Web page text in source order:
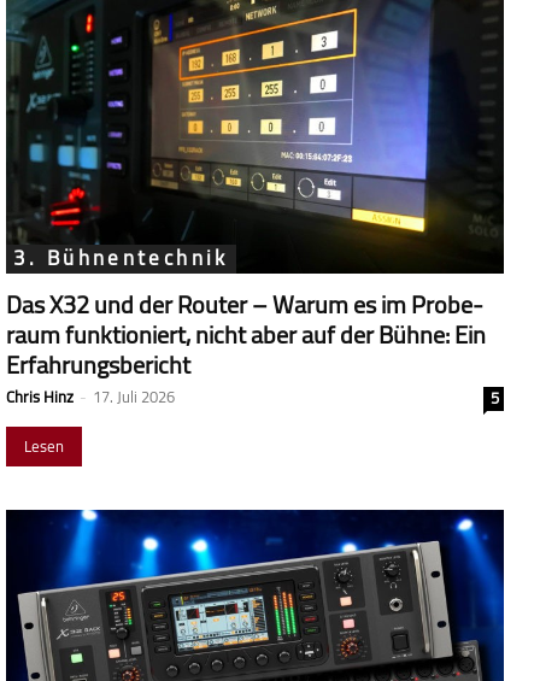
3. Bühnentechnik
Das X32 und der Router – Warum es im Probe­
raum funk­tio­niert, nicht aber auf der Bühne: Ein
Erfahrungsbericht
Chris Hinz - 17. Juli 2026
5
Lesen